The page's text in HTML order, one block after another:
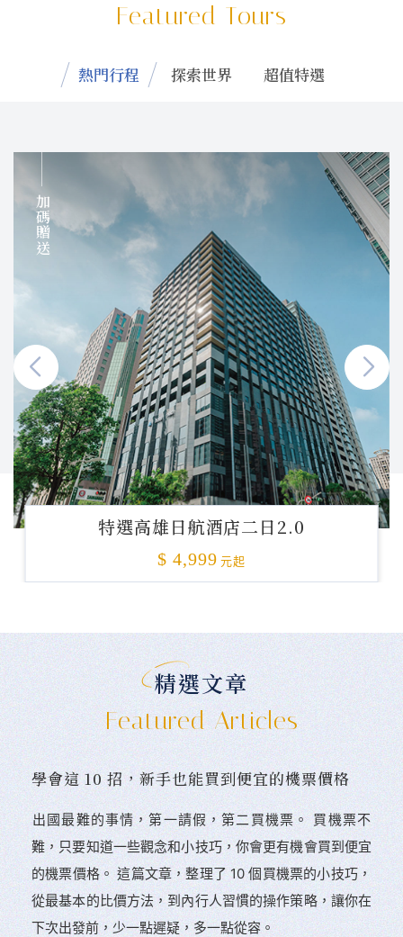
Featured Tours
熱門行程 探索世界 超值特選
加碼贈送
特選高雄日航酒店二日2.0
$ 4,999 元起
精選文章
Featured Articles
學會這 10 招，新手也能買到便宜的機票價格
󠀠出國最難的事情，第一請假，第二買機票。 󠀠買機票不
難，只要知道一些觀念和小技巧，你會更有機會買到便宜
的機票價格。 這篇文章，整理了 10 個買機票的小技巧，
從最基本的比價方法，到內行人習慣的操作策略，讓你在
下次出發前，少一點遲疑，多一點從容。